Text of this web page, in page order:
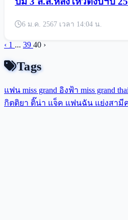
6 ม.ค. 2567 เวลา 14:04 น.
‹ 1 ... 39 40 ›
Tags
แฟน miss grand อิงฟ้า miss grand
กิตติยา ติ๊น่า แจ็ค แฟนฉัน แย่งสามี